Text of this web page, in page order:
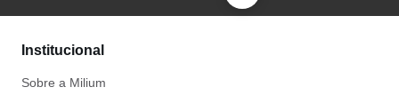
Institucional
Sobre a Milium